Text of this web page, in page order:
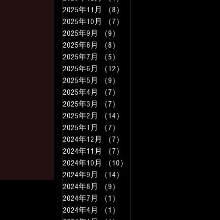
2025年11月
（8）
2025年10月
（7）
2025年9月
（9）
2025年8月
（8）
2025年7月
（5）
2025年6月
（12）
2025年5月
（9）
2025年4月
（7）
2025年3月
（7）
2025年2月
（14）
2025年1月
（7）
2024年12月
（7）
2024年11月
（7）
2024年10月
（10）
2024年9月
（14）
2024年8月
（9）
2024年7月
（1）
2024年4月
（1）